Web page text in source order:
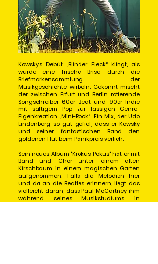
Kowsky’s Debüt „Blinder Fleck“ klingt, als
würde eine frische Brise durch die
Briefmarkensammlung der
Musikgeschichte wirbeln. Gekonnt mischt
der zwischen Erfurt und Berlin rotierende
Songschreiber 60er Beat und 90er Indie
mit saftigem Pop zur lässigen Genre-
Eigenkreation „Mini-Rock“. Ein Mix, der Udo
Lindenberg so gut gefiel, dass er Kowsky
und seiner fantastischen Band den
goldenen Hut beim Panikpreis verlieh. ​
Sein neues Album "Krokus Pokus" hat er mit
Band und Chor unter einem alten
Kirschbaum in einem magischen Garten
aufgenommen. Falls die Melodien hier
und da an die Beatles erinnern, liegt das
vielleicht daran, dass Paul McCartney ihm
während seines Musikstudiums in